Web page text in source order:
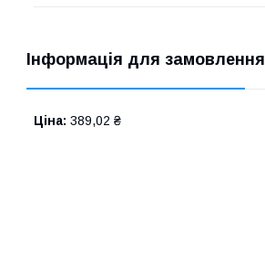
Інформація для замовлення
Ціна: 389,02 ₴